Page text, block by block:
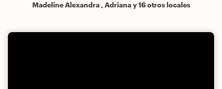
Madeline Alexandra , Adriana y 16 otros locales